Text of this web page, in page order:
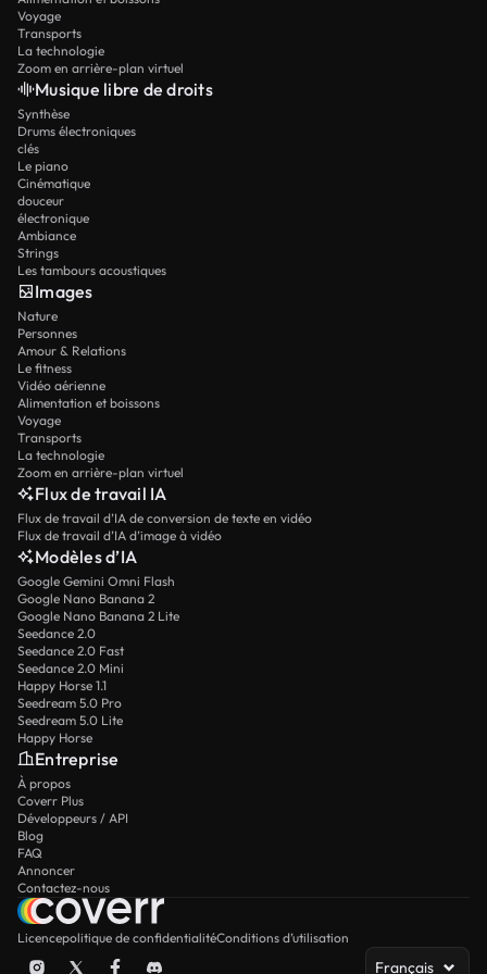
Voyage
Transports
La technologie
Zoom en arrière-plan virtuel
Musique libre de droits
Synthèse
Drums électroniques
clés
Le piano
Cinématique
douceur
électronique
Ambiance
Strings
Les tambours acoustiques
Images
Nature
Personnes
Amour & Relations
Le fitness
Vidéo aérienne
Alimentation et boissons
Voyage
Transports
La technologie
Zoom en arrière-plan virtuel
Flux de travail IA
Flux de travail d’IA de conversion de texte en vidéo
Flux de travail d’IA d’image à vidéo
Modèles d’IA
Google Gemini Omni Flash
Google Nano Banana 2
Google Nano Banana 2 Lite
Seedance 2.0
Seedance 2.0 Fast
Seedance 2.0 Mini
Happy Horse 1.1
Seedream 5.0 Pro
Seedream 5.0 Lite
Happy Horse
Entreprise
À propos
Coverr Plus
Développeurs / API
Blog
FAQ
Annoncer
Contactez-nous
Licencepolitique de confidentialitéConditions d’utilisation
Français